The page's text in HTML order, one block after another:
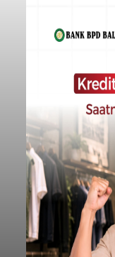
Sempat
Pria Asal
Tak
Purnama
balitribune.co.id I
Lingkungan Dalem,
Kota Denpasar,
Dedi Wiranata
pesisir Pantai
Sebelum
sempat
melalui pesan
mengirimkan foto
istrinya.